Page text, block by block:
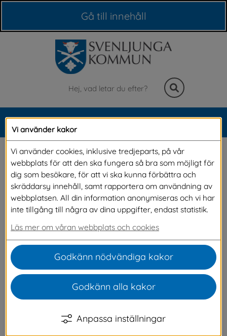
Gå till innehåll
Sök
Meny
Ansök om
modersmålsundervisning
Nu kan du ansöka om modersmålsundervisning för ditt
måste göra en ny ansökan inför varje läsår. Ansök via IST
formulär eller genom att lämna in ansökningsblanketten
till Mogaskolans expedition senast fredag den 24 april.
Vi använder kakor
Vi använder cookies, inklusive tredjeparts, på vår
webbplats för att den ska fungera så bra som möjligt för
dig som besökare, för att vi ska kunna förbättra och
skräddarsy innehåll, samt rapportera om användning av
webbplatsen. All din information anonymiseras och vi har
inte tillgång till några av dina uppgifter, endast statistik.
Läs mer om våran webbplats och cookies
Godkänn nödvändiga kakor
Godkänn alla kakor
Anpassa inställningar